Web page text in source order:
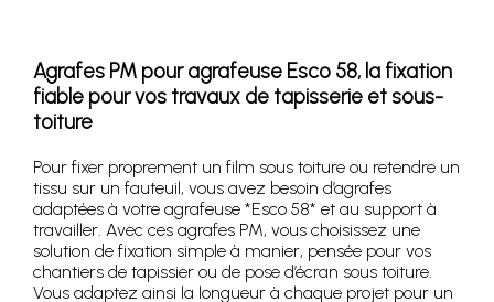
Agrafes PM pour agrafeuse Esco 58, la fixation
fiable pour vos travaux de tapisserie et sous-
toiture
Pour fixer proprement un film sous toiture ou retendre un
tissu sur un fauteuil, vous avez besoin d’agrafes
adaptées à votre agrafeuse *Esco 58* et au support à
travailler. Avec ces agrafes PM, vous choisissez une
solution de fixation simple à manier, pensée pour vos
chantiers de tapissier ou de pose d’écran sous toiture.
Vous adaptez ainsi la longueur à chaque projet pour un